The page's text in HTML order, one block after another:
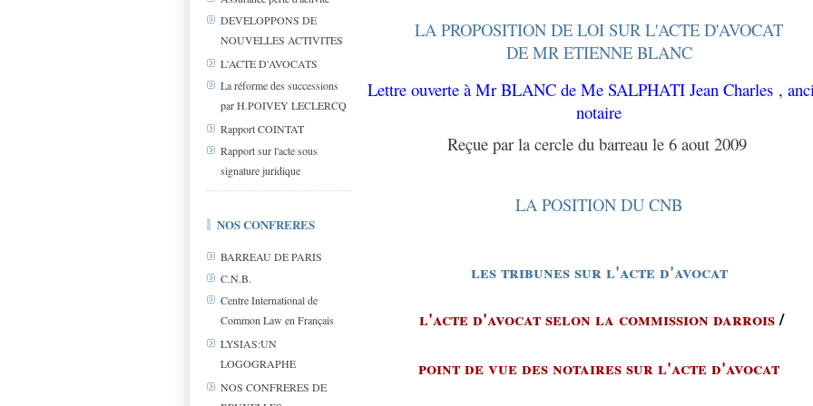
DEVELOPPONS DE
NOUVELLES ACTIVITES
L'ACTE D'AVOCATS
La réforme des successions
par H.POIVEY LECLERCQ
Rapport COINTAT
Rapport sur l'acte sous
signature juridique
NOS CONFRERES
BARREAU DE PARIS
C.N.B.
Centre International de
Common Law en Français
LYSIAS:UN
LOGOGRAPHE
NOS CONFRERES DE
LA PROPOSITION DE LOI SUR L'ACTE D'AVOCAT
DE MR ETIENNE BLANC
Lettre ouverte à Mr BLANC de Me SALPHATI Jean Charles ,
notaire
Reçue par la cercle du barreau le 6 aout 2009
LA POSITION DU CNB
les tribunes sur l'acte d'avocat
l'acte d'avocat selon la commission darrois/
point de vue des notaires sur l'acte d'avocat